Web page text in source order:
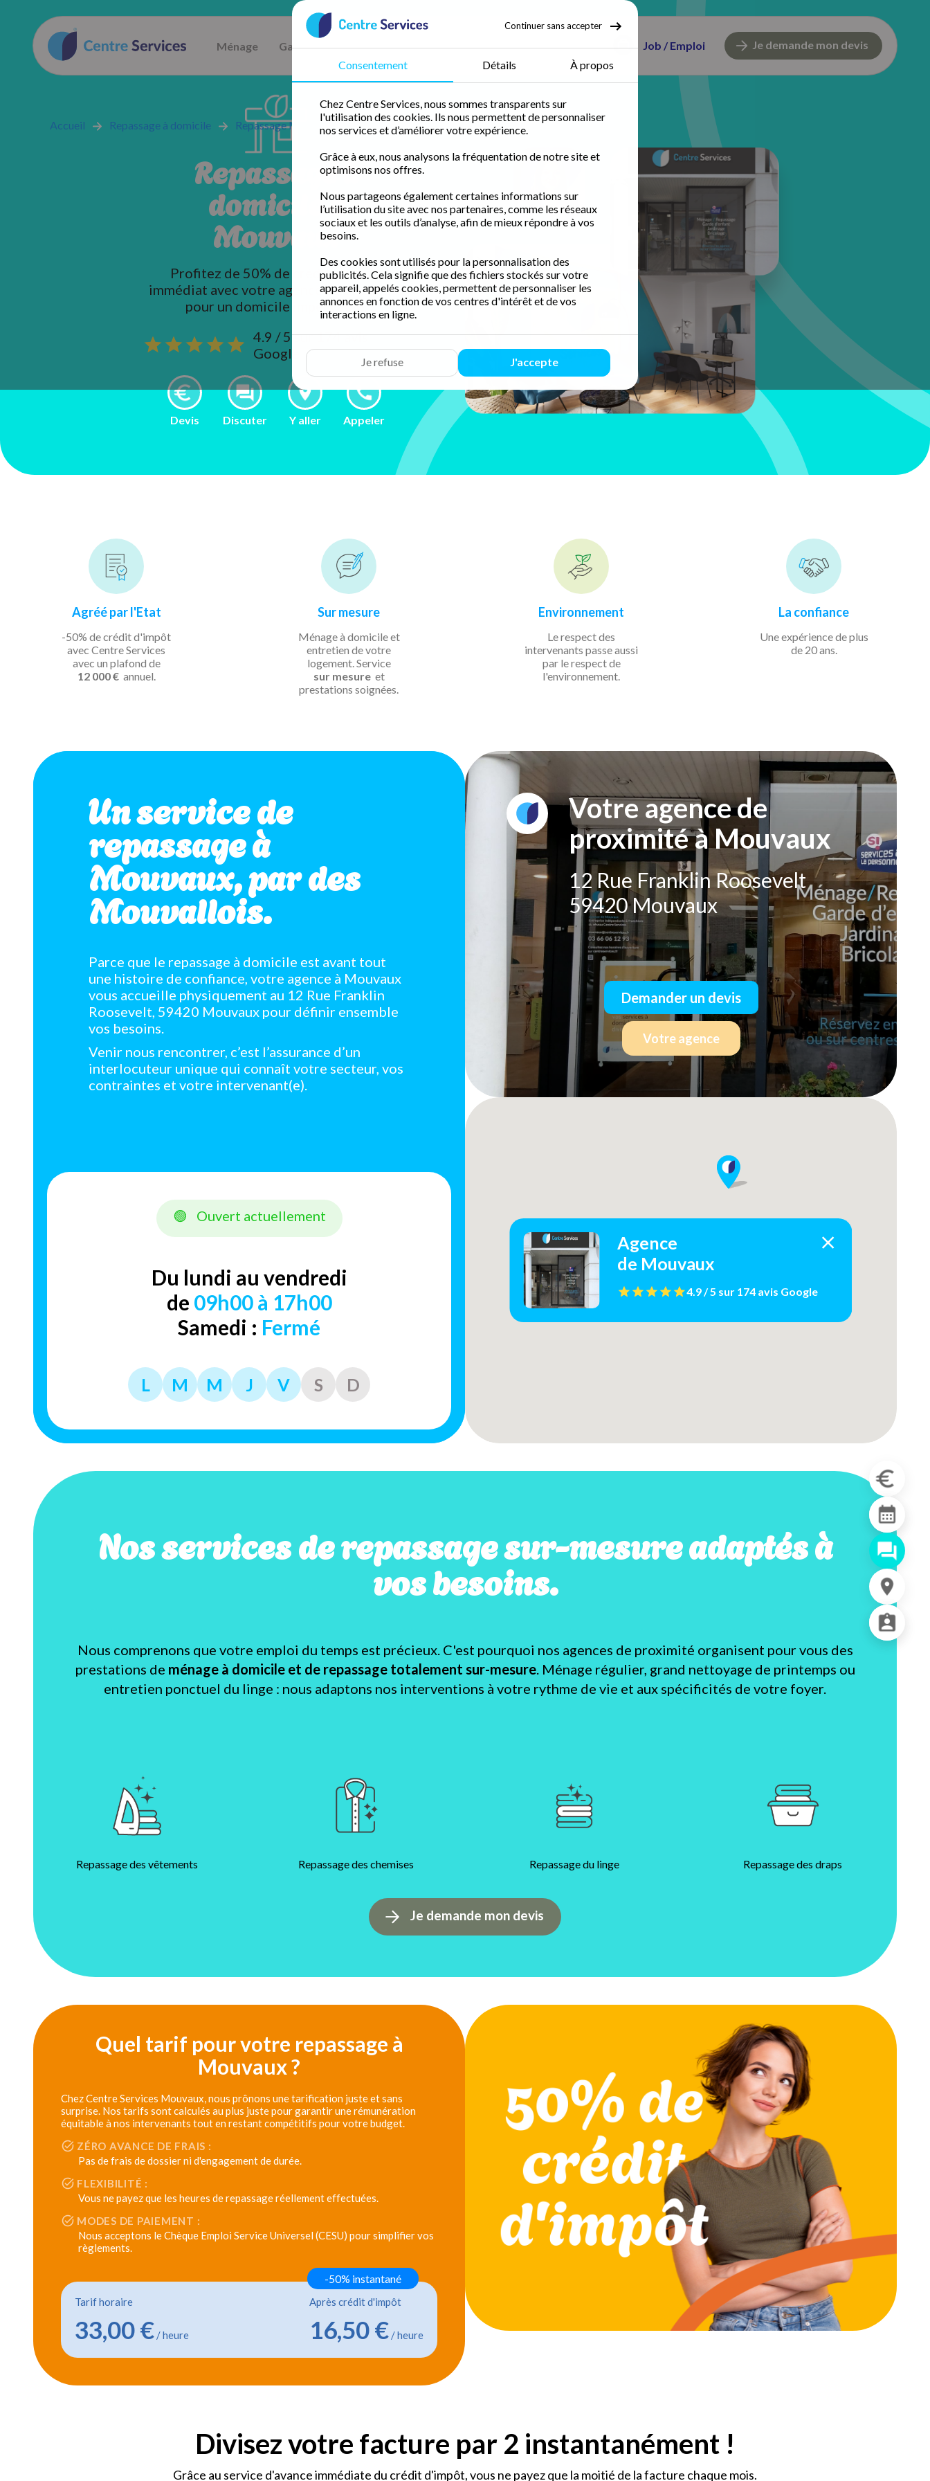
Ménage Garde d'enfant Job / Emploi Je demande mon devis
Continuer sans accepter
Consentement Détails À propos
Chez Centre Services, nous sommes transparents sur
l'utilisation des cookies. Ils nous permettent de personnaliser
nos services et d’améliorer votre expérience.
Grâce à eux, nous analysons la fréquentation de notre site et
optimisons nos offres.
Nous partageons également certaines informations sur
l’utilisation du site avec nos partenaires, comme les réseaux
sociaux et les outils d’analyse, afin de mieux répondre à vos
besoins.
Des cookies sont utilisés pour la personnalisation des
publicités. Cela signifie que des fichiers stockés sur votre
appareil, appelés cookies, permettent de personnaliser les
annonces en fonction de vos centres d'intérêt et de vos
interactions en ligne.
Je refuse J'accepte
Accueil Repassage à domicile Repassage Nord Repassage Mouvaux
Repassage à
domicile à
Mouvaux
Profitez de 50% de crédit d'impôt
immédiat avec votre agence de proximité
pour un domicile impeccable.
4.9 / 5 sur 174 avis
Google
Devis Discuter Y aller Appeler
12 Rue Franklin Roosevelt
59420 Mouvaux
Agréé par l'Etat
-50% de crédit d'impôt
avec Centre Services
avec un plafond de
12 000 € annuel.
Sur mesure
Ménage à domicile et
entretien de votre
logement. Service
sur mesure et
prestations soignées.
Environnement
Le respect des
intervenants passe aussi
par le respect de
l'environnement.
La confiance
Une expérience deplus
de 20 ans.
Un service de
repassage à
Mouvaux, par des
Mouvallois.
Parce que le repassage à domicile est avant tout
une histoire de confiance, votre agence à Mouvaux
vous accueille physiquement au 12 Rue Franklin
Roosevelt, 59420 Mouvaux pour définir ensemble
vos besoins.
Venir nous rencontrer, c’est l’assurance d’un
interlocuteur unique qui connaît votre secteur, vos
contraintes et votre intervenant(e).
🟢 Ouvert actuellement
Du lundi au vendredi
de 09h00 à 17h00
Samedi : Fermé
L M M J V S D
Votre agence de
proximité à Mouvaux
12 Rue Franklin Roosevelt
59420 Mouvaux
Demander un devis
Votre agence
Agence
de Mouvaux
4.9 / 5 sur 174 avis Google
Nos services de repassage sur-mesure adaptés à
vos besoins.
Nous comprenons que votre emploi du temps est précieux. C'est pourquoi nos agences de proximité organisent pour vous des
prestations de ménage à domicile et de repassage totalement sur-mesure. Ménage régulier, grand nettoyage de printemps ou
entretien ponctuel du linge : nous adaptons nos interventions à votre rythme de vie et aux spécificités de votre foyer.
Repassage des vêtements Repassage des chemises Repassage du linge Repassage des draps
Je demande mon devis
Quel tarif pour votre repassage à
Mouvaux ?
Chez Centre Services Mouvaux, nous prônons une tarification juste et sans
surprise. Nos tarifs sont calculés au plus juste pour garantir une rémunération
équitable à nos intervenants tout en restant compétitifs pour votre budget.
ZÉRO AVANCE DE FRAIS :
Pas de frais de dossier ni d'engagement de durée.
FLEXIBILITÉ :
Vous ne payez que les heures de repassage réellement effectuées.
MODES DE PAIEMENT :
Nous acceptons le Chèque Emploi Service Universel (CESU) pour simplifier vos
règlements.
Tarif horaire
33,00 € / heure
Après crédit d'impôt
16,50 € / heure
-50% instantané
Divisez votre facture par 2 instantanément !
Grâce au service d'avance immédiate du crédit d'impôt, vous ne payez que la moitié de la facture chaque mois.